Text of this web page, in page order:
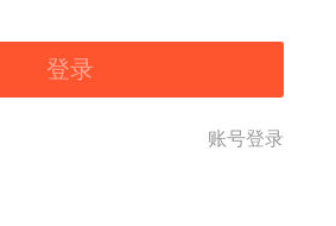
登录
账号登录